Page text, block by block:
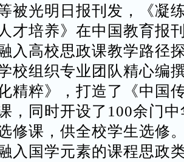
被光明日报刊发，《凝
才培养》在中国教育报
入高校思政课教学路径
校组织专业团队精心编
精粹》，打造了《中国
，同时开设了100余门
修课，供全校学生选修
入国学元素的课程思政